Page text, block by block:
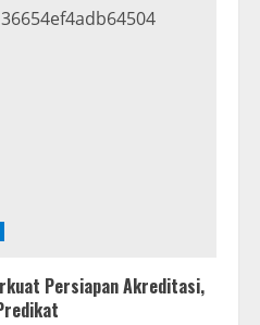
Persiapan Akreditasi,